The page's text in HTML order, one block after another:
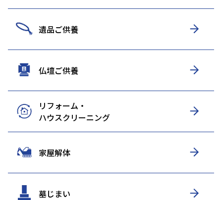
遺品ご供養
仏壇ご供養
リフォーム・
ハウスクリーニング
家屋解体
墓じまい